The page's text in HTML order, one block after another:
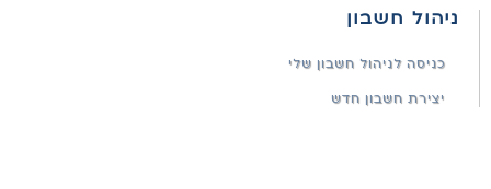
ניהול חשבון
כניסה לניהול חשבון שלי
יצירת חשבון חדש